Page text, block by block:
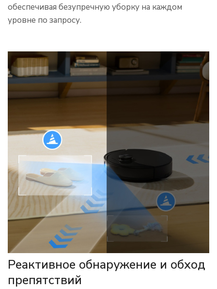
обеспечивая безупречную уборку на каждом
уровне по запросу.
Реактивное обнаружение и обход
препятствий